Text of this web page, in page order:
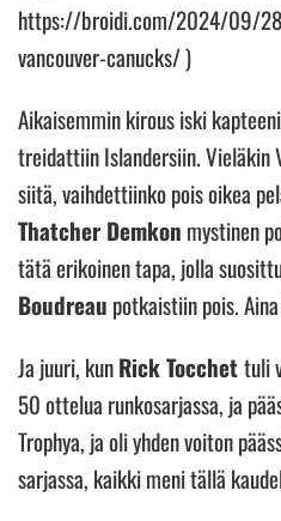
https://broidi.com/2024/09/
vancouver-canucks/ )
Aikaisemmin kirous iski kapteeni
treidattiin Islandersiin. Vieläkin
siitä, vaihdettiinko pois oikea
Thatcher Demkon mystinen
tätä erikoinen tapa, jolla
Boudreau potkaistiin pois.
Ja juuri, kunRick Tocchettuli
50 ottelua runkosarjassa, ja
Trophya, ja oli yhden voiton
sarjassa, kaikki meni tällä